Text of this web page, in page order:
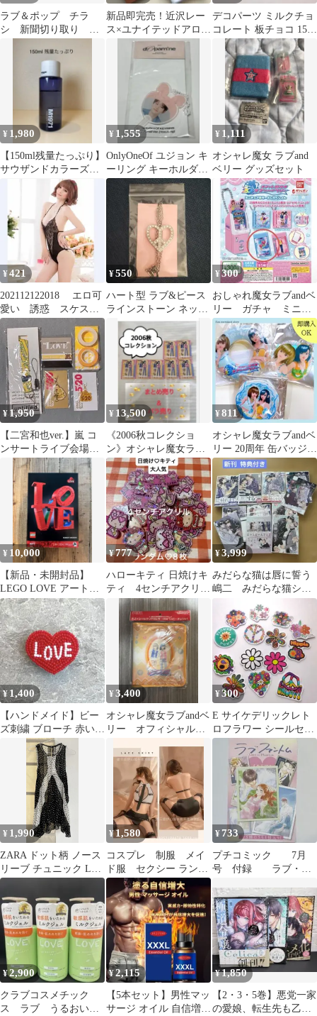
ラブ＆ポップ チラ
シ 新聞切り取り 庵
挨拶情報
新品即完売！近沢レー
ス×ユナイテッドアロー
ズ別注ハンカチ・ブル
ー系4枚セット
デコパーツ ミルクチョ
コレート 板チョコ 15個
匿名配送
¥ 1,980
【150ml残量たっぷり】
サウザンドカラーズ
M1971 ディフューザー
¥ 1,555
OnlyOneOf ユジョン キ
ーリング キーホルダー
アクキー
¥ 1,111
オシャレ魔女 ラブand
ベリー グッズセット
¥421
202112122018 エロ可
愛い 誘惑 スケス
ケ ベビードール
¥550
ハート型 ラブ&ピース
ラインストーン ネック
レス ペンダント
¥300
おしゃれ魔女ラブandベ
リー ガチャ ミニミ
ラーA 背景デザイン
カード再現
¥ 1,950
【二宮和也ver.】嵐 コ
ンサートライブ会場限
定公式グッズ(黄)5点セ
ット
¥ 13,500
《2006秋コレクショ
ン》オシャレ魔女ラブ
andベリーカードまとめ
売り&バラ売り
¥811
オシャレ魔女ラブandベ
リー 20周年 缶バッジ
キーホルダー
¥ 10,000
【新品・未開封品】
LEGO LOVE アートシ
リーズ 31214 791ピース
¥777
ハローキティ 日焼けキ
ティ 4センチアクリル
カンツキ 8枚セット
¥3,999
みだらな猫は唇に誓う
嶋二 みだらな猫シリ
ーズ全7巻 特典付き
¥1,400
【ハンドメイド】ビー
ズ刺繍 ブローチ 赤いハ
ート LOVE
¥3,400
オシャレ魔女ラブandベ
リー オフィシャルク
¥300
E サイケデリックレト
ロフラワー シールセッ
ト 14枚
¥ 1,990
ZARA ドット柄 ノース
リーブ チュニック Lサ
イズ
¥1,580
コスプレ 制服 メイ
ド服 セクシー ランジ
ェリー キャビンアテ
ンダント
¥ 733
プチコミック 7月
号 付録 ラブ・フ
メモリアル ランダム
¥2,900
クラブコスメチック
ス ラブ うるおいミ
¥2,115
【5本セット】男性マッ
サージ オイル 自信増大
¥1,850
【2・3・5巻】悪党一家
の愛娘、転生先も乙女